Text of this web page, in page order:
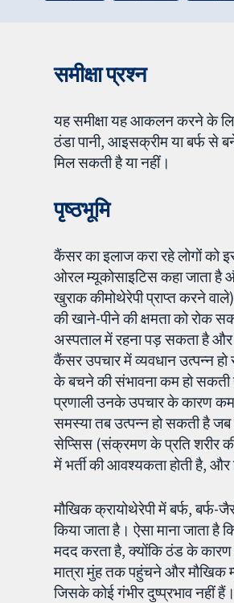
समीक्षा प्रश्न
यह समीक्षा यह आकलन करने के
ठंडा पानी, आइसक्रीम या बर्फ से
मिल सकती है या नहीं।
पृष्ठभूमि
कैंसर का इलाज करा रहे लोगों को
ओरल म्यूकोसाइटिस कहा जाता है
खुराक कीमोथेरेपी प्राप्त करने
की खाने-पीने की क्षमता को रोक
अस्पताल में रहना पड़ सकता है
कैंसर उपचार में व्यवधान उत्पन्न हो
के बचने की संभावना कम हो सकती
प्रणाली उनके उपचार के कारण
समस्या तब उत्पन्न हो सकती है
सेप्सिस (संक्रमण के प्रति शरीर
में भर्ती की आवश्यकता होती है,
मौखिक क्रायोथेरेपी में बर्फ,
किया जाता है। ऐसा माना जाता
मदद करता है, क्योंकि ठंड के कारण
मात्रा मुंह तक पहुंचने और मौखिक
जिसके कोई गंभीर दुष्प्रभाव नहीं हैं।